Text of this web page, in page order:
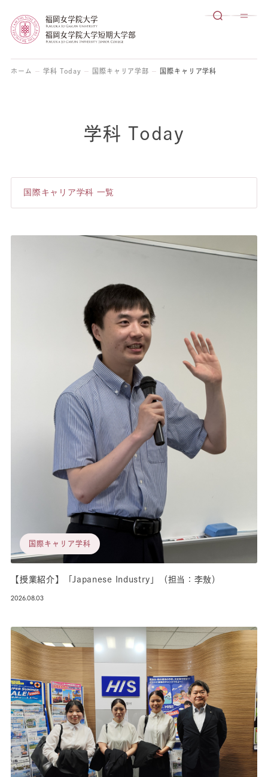
ホーム 学科 Today 国際キャリア学部 国際キャリア学科
学科 Today
国際キャリア学科 一覧
国際キャリア学科
【授業紹介】「Japanese Industry」（担当：李敖）
2026.08.03